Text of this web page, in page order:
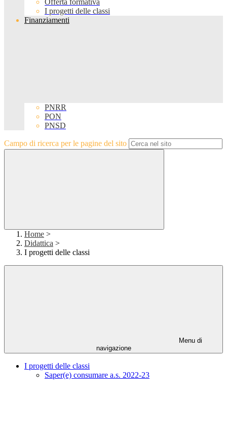
Offerta formativa
I progetti delle classi
Finanziamenti
PNRR
PON
PNSD
Campo di ricerca per le pagine del sito
Home >
Didattica >
I progetti delle classi
Menu di
navigazione
I progetti delle classi
Saper(e) consumare a.s. 2022-23